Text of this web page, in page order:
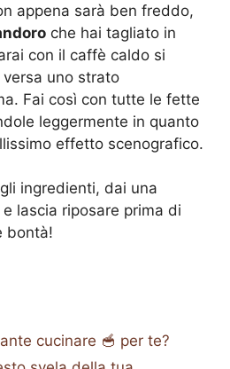
appena sarà ben freddo,
che hai tagliato in
con il caffè caldo si
uno strato
Fai così con tutte le fette
leggermente in quanto
effetto scenografico.
ingredienti, dai una
lascia riposare prima di
bontà!
cucinare 🥣 per te?